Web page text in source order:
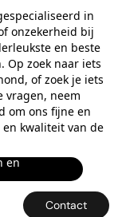
in
onzekerheid bij
en beste
Op zoek naar iets
of zoek je iets
vragen, neem
om ons fijne en
kwaliteit van de
en
Contact